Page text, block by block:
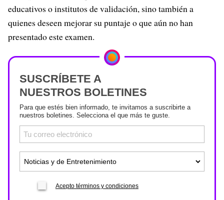
educativos o institutos de validación, sino también a
quienes deseen mejorar su puntaje o que aún no han
presentado este examen.
SUSCRÍBETE A
NUESTROS BOLETINES
Para que estés bien informado, te invitamos a suscribirte a
nuestros boletines. Selecciona el que más te guste.
Acepto términos y condiciones